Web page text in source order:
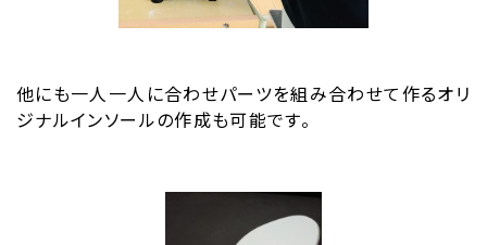
他にも一人一人に合わせパーツを組み合わせて作るオリ
ジナルインソールの作成も可能です。